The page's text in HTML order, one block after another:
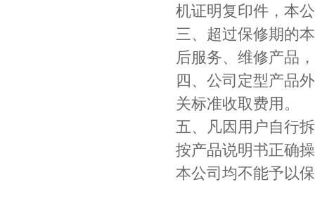
机证明复印件，本
三、超过保修期的
后服务、维修产品
四、公司定型产品
关标准收取费用。
五、凡因用户自行
按产品说明书正确
本公司均不能予以